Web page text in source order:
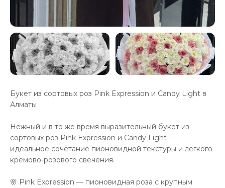
Букет из сортовых роз Pink Expression и Candy Light в
Алматы
Нежный и в то же время выразительный букет из
сортовых роз Pink Expression и Candy Light —
идеальное сочетание пионовидной текстуры и лёгкого
кремово-розового свечения.
🌸 Pink Expression — пионовидная роза с крупным